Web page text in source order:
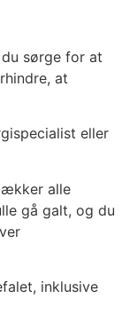
sørge for at
at
eller
alle
gå galt, og du
inklusive